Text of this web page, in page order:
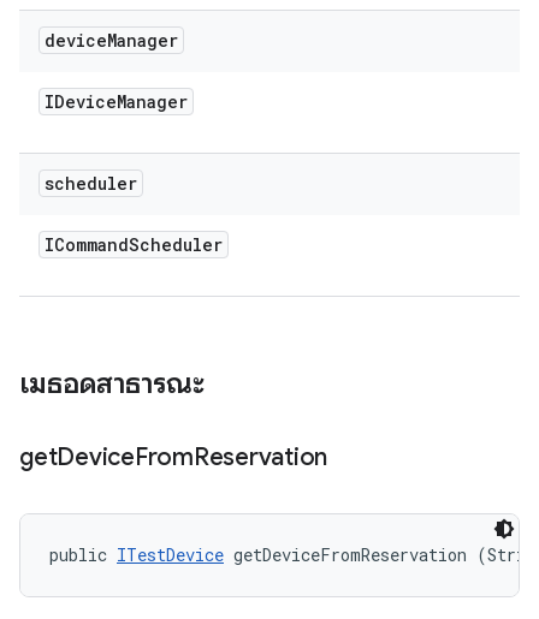
deviceManager
IDeviceManager
scheduler
ICommandScheduler
เมธอดสาธารณะ
getDeviceFromReservation
public ITestDevice getDeviceFromReservation